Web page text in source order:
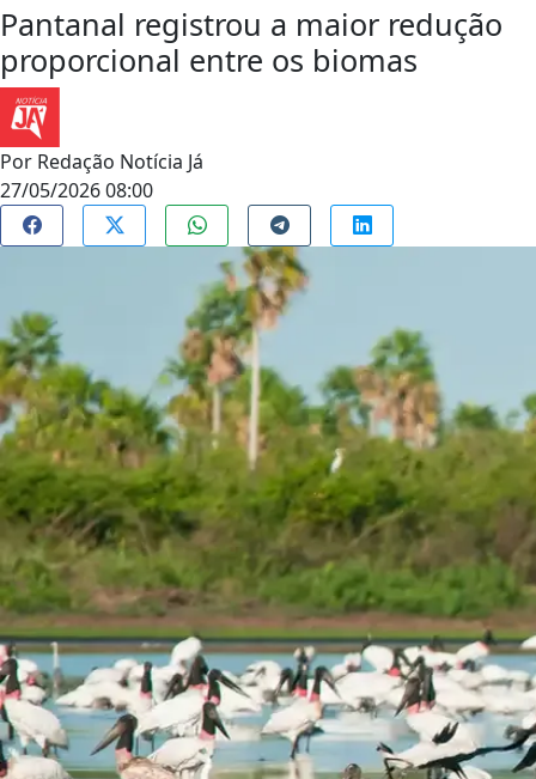
Pantanal registrou a maior redução
proporcional entre os biomas
Por Redação Notícia Já
27/05/2026 08:00